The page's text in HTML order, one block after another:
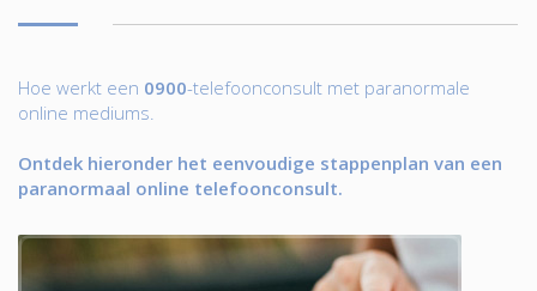
Hoe werkt een 0900-telefoonconsult met paranormale
online mediums.
Ontdek hieronder het eenvoudige stappenplan van een
paranormaal online telefoonconsult.